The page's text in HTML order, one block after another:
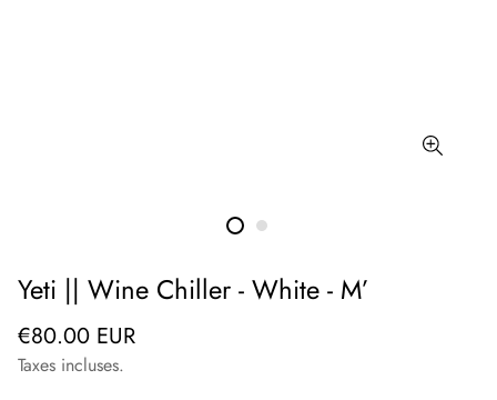
Yeti || Wine Chiller - White - M’
Prix
régulier
€80.00 EUR
Taxes incluses.